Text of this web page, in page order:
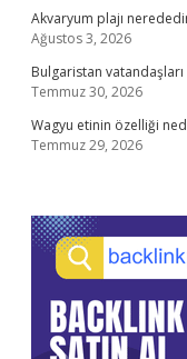
Akvaryum plajı
Ağustos 3, 2026
Bulgaristan vatandaşları
Temmuz 30, 2026
Wagyu etinin özelliği
Temmuz 29, 2026